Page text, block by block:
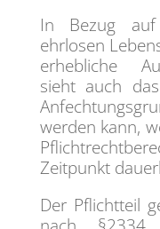
In Bezug
ehrlosen
erhebliche
sieht auch
werden kann,
Zeitpunkt
Der Pflichtteil